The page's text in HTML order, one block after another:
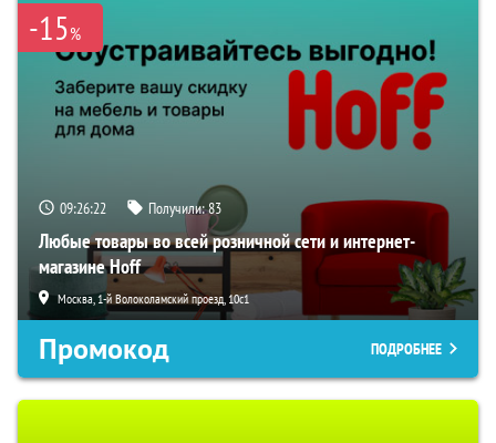
-15%
09:26:21 Получили:83
Любые товары во всей розничной сети и интернет-
магазине Hoff
Москва, 1-й Волоколамский проезд, 10с1
Промокод ПОДРОБНЕЕ